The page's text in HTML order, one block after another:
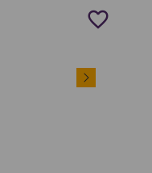
favorite_border